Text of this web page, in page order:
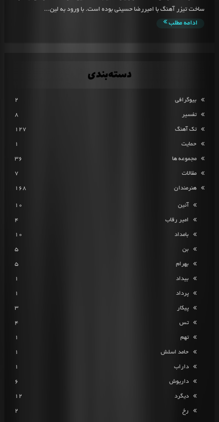
ساخت تیزر آهنگ با امیررضا حسینی بوده است. با ورود به لین...
ادامه مطلب
دسته‌بندی
بیوگرافی 2
تفسیر 8
تک آهنگ 127
حمایت 1
مجموعه ها 36
مقالات 7
هنرمندان 168
آئین 10
امیر رقاب 4
بامداد 10
بن 5
بهرام 5
بیداد 1
پرداد 1
پیکار 3
تس 4
تهم 1
حامد اسلش 1
داراب 1
داریوش 6
دیگرد 12
رخ 2